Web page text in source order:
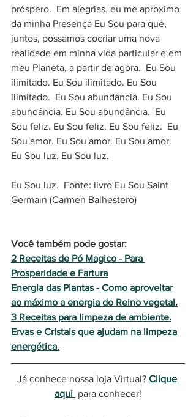
próspero.  Em alegrias, eu me aproximo
da minha Presença Eu Sou para que,
juntos, possamos cocriar uma nova
realidade em minha vida particular e em
meu Planeta, a partir de agora.  Eu Sou
ilimitado. Eu Sou ilimitado. Eu Sou
ilimitado.  Eu Sou abundância. Eu Sou
abundância. Eu Sou abundância.  Eu
Sou feliz. Eu Sou feliz. Eu Sou feliz.  Eu
Sou amor. Eu Sou amor. Eu Sou amor.
Eu Sou luz. Eu Sou luz.
Eu Sou luz.  Fonte: livro Eu Sou Saint
Germain (Carmen Balhestero)
Você também pode gostar:
2 Receitas de Pó Magico - Para
Prosperidade e Fartura
Energia das Plantas - Como aproveitar
ao máximo a energia do Reino vegetal.
3 Receitas para limpeza de ambiente.
Ervas e Cristais que ajudam na limpeza
energética.
Já conhece nossa loja Virtual? Clique
aqui para conhecer!